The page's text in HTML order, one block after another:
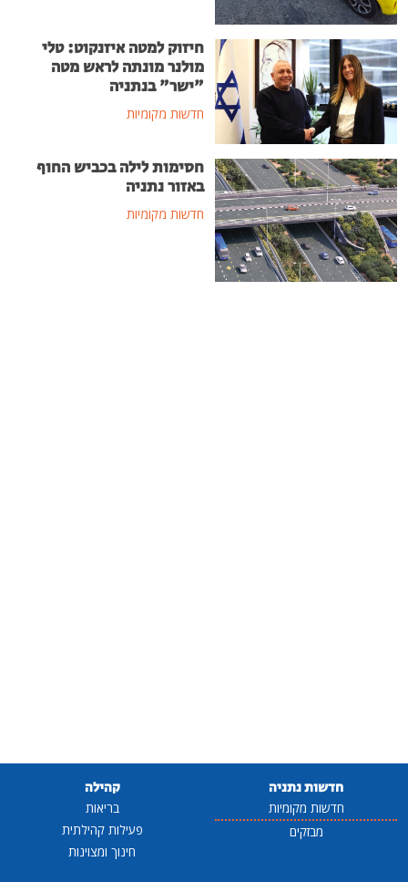
חיזוק למטה איזנקוט: טלי
מולנר מונתה לראש מטה
"ישר" בנתניה
חדשות מקומיות
חסימות לילה בכביש החוף
באזור נתניה
חדשות מקומיות
חדשות נתניה
חדשות מקומיות
מבזקים
קהילה
בריאות
פעילות קהילתית
חינוך ומצוינות